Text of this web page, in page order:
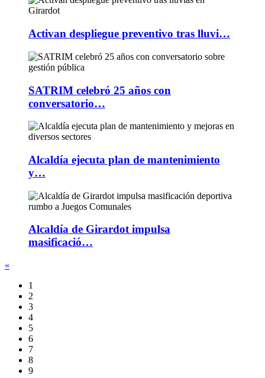
Activan despliegue preventivo tras lluvi…
SATRIM celebró 25 años con
conversatorio…
Alcaldía ejecuta plan de mantenimiento
y…
Alcaldía de Girardot impulsa
masificació…
«
1
2
3
4
5
6
7
8
9